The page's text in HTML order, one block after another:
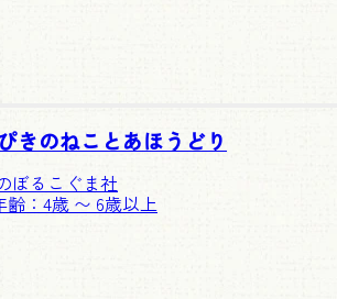
きのねことあほうどり
ぼる こぐま社
齢：4歳 〜 6歳以上